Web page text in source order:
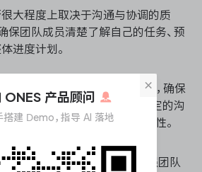
大程度上取决于沟通与协调的质
保团队成员清楚了解自己的任务、预
进度计划。
目管理者应建立明确的沟通渠道，确保
间快速、准确地传递。采用固定的沟
助于保持信息的一致性和及时性。
透明的任务分配过程可以增强团队
×
ONES 产品顾问
搭建 Demo，指导 AI 落地